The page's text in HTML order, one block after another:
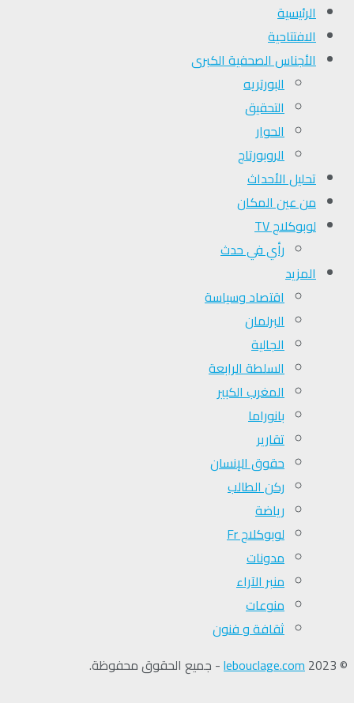
الرئيسية
الافتتاحية
الأجناس الصحفية الكبرى
البورتريه
التحقیق
الحوار
الروبورتاج
تحلیل الأحداث
من عين المكان
لوبوكلاج TV
رأي في حدث
المزيد
اقتصاد وسياسة
البرلمان
الجالية
السلطة الرابعة
المغرب الكبير
بانوراما
تقارير
حقوق الإنسان
ركن الطالب
رياضة
لوبوكلاج Fr
مدونات
منبر الآراء
منوعات
ثقافة و فنون
© 2023
lebouclage.com- جميع الحقوق محفوظة.